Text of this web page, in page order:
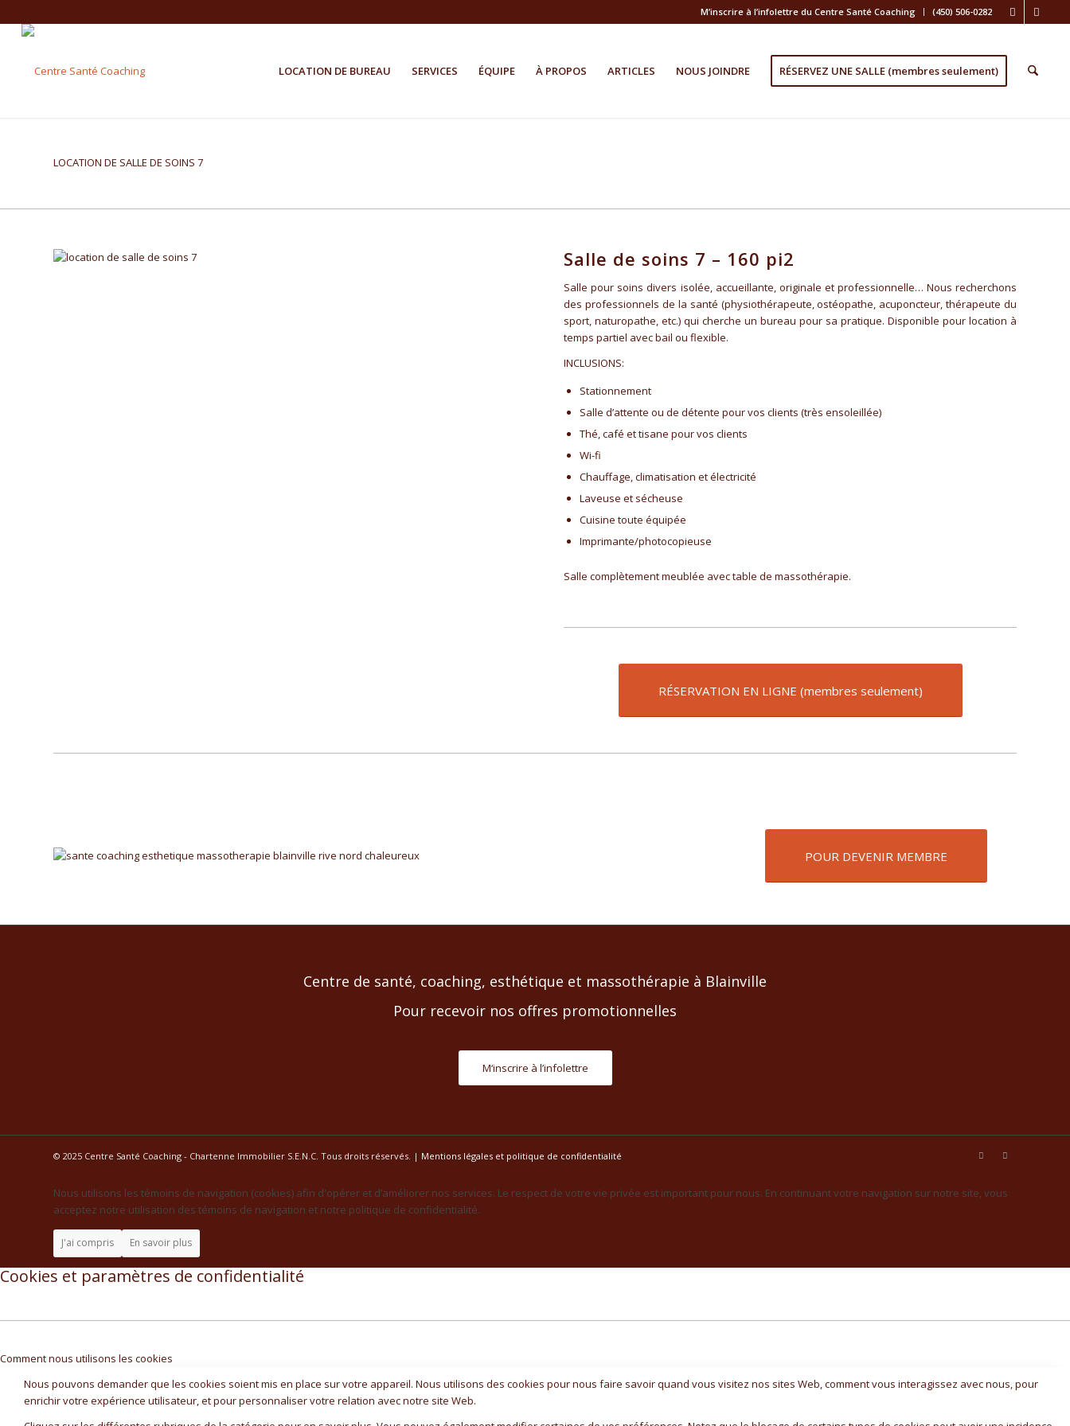
M’inscrire à l’infolettre du Centre Santé Coaching (450) 506-0282
LOCATION DE BUREAU SERVICES ÉQUIPE À PROPOS ARTICLES NOUS JOINDRE RÉSERVEZ UNE SALLE (membres seulement)
LOCATION DE SALLE DE SOINS 7
Salle de soins 7 – 160 pi2
Salle pour soins divers isolée, accueillante, originale et professionnelle… Nous recherchons
des professionnels de la santé (physiothérapeute, ostéopathe, acuponcteur, thérapeute du
sport, naturopathe, etc.) qui cherche un bureau pour sa pratique. Disponible pour location à
temps partiel avec bail ou flexible.
INCLUSIONS:
Stationnement
Salle d’attente ou de détente pour vos clients (très ensoleillée)
Thé, café et tisane pour vos clients
Wi-fi
Chauffage, climatisation et électricité
Laveuse et sécheuse
Cuisine toute équipée
Imprimante/photocopieuse
Salle complètement meublée avec table de massothérapie.
RÉSERVATION EN LIGNE (membres seulement)
POUR DEVENIR MEMBRE
Centre de santé, coaching, esthétique et massothérapie à Blainville
Pour recevoir nos offres promotionnelles
M‘inscrire à l’infolettre
© 2025 Centre Santé Coaching - Chartenne Immobilier S.E.N.C. Tous droits réservés. | Mentions légales et politique de confidentialité
Nous utilisons les témoins de navigation (cookies) afin d'opérer et d’améliorer nos services. Le respect de votre vie privée est important pour nous. En continuant votre navigation sur notre site, vous
acceptez notre utilisation des témoins de navigation et notre politique de confidentialité.
J'ai compris En savoir plus
Cookies et paramètres de confidentialité
Comment nous utilisons les cookies
Nous pouvons demander que les cookies soient mis en place sur votre appareil. Nous utilisons des cookies pour nous faire savoir quand vous visitez nos sites Web, comment vous interagissez avec nous, pour
enrichir votre expérience utilisateur, et pour personnaliser votre relation avec notre site Web.